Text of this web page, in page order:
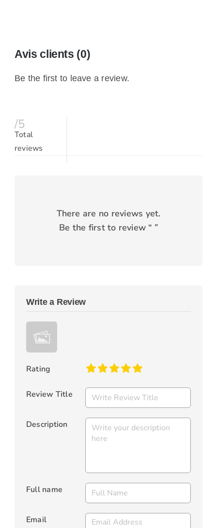
Avis clients (0)
Be the first to leave a review.
/5
Total
reviews
There are no reviews yet.
Be the first to review “ ”
Write a Review
Rating
Review Title
Description
Full name
Email